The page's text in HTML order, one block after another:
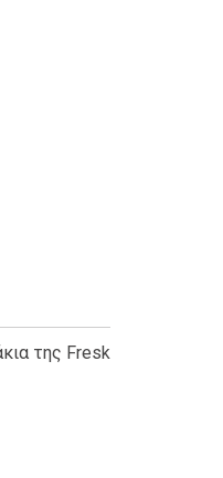
της Fresk